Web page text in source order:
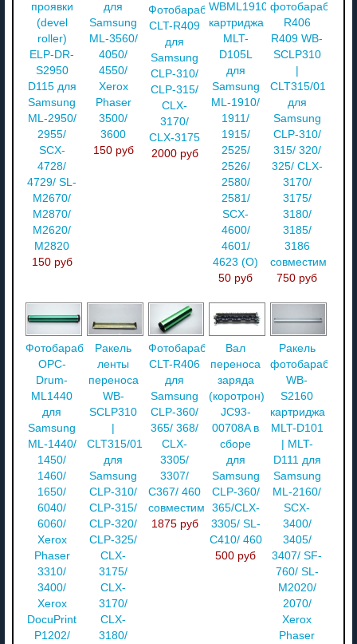
проявки
(devel
roller)
ELP-DR-
S2950
D115 для
Samsung
ML-2950/
2955/
SCX-
4728/
4729/ SL-
M2670/
M2870/
M2620/
M2820
150 руб
для
Samsung
ML-3560/
4050/
4550/
Xerox
Phaser
3500/
3600
150 руб
Фотобарабан
CLT-R409
для
Samsung
CLP-310/
CLP-315/
CLX-
3170/
CLX-3175
2000 руб
WBML1910
картриджа
MLT-
D105L
для
Samsung
ML-1910/
1911/
1915/
2525/
2526/
2580/
2581/
SCX-
4600/
4601/
4623 (О)
50 руб
фотобарабана
R406
R409 WB-
SCLP310
CLT315/01
для
Samsung
CLP-310/
315/ 320/
325/ CLX-
3170/
3175/
3180/
3185/
3186
совместимый
750 руб
Фотобарабан
OPC-
Drum-
ML1440
для
Samsung
ML-1440/
1450/
1460/
1650/
6040/
6060/
Xerox
Phaser
3310/
3400/
Xerox
DocuPrint
P1202/
Ракель
ленты
переноса
WB-
SCLP310
|
CLT315/01
для
Samsung
CLP-310/
CLP-315/
CLP-320/
CLP-325/
CLX-
3175/
CLX-
3170/
CLX-
3180/
Фотобарабан
CLT-R406
для
Samsung
CLP-360/
365/ 368/
CLX-
3305/
3307/
C367/ 460
совместимый
1875 руб
Вал
переноса
заряда
(коротрон)
JC93-
00708A в
сборе
для
Samsung
CLP-360/
365/CLX-
3305/ SL-
C410/ 460
500 руб
Ракель
фотобарабана
WB-
S2160
картриджа
MLT-D101
| MLT-
D111 для
Samsung
ML-2160/
SCX-
3400/
3405/
3407/ SF-
760/ SL-
M2020/
2070/
Xerox
Phaser